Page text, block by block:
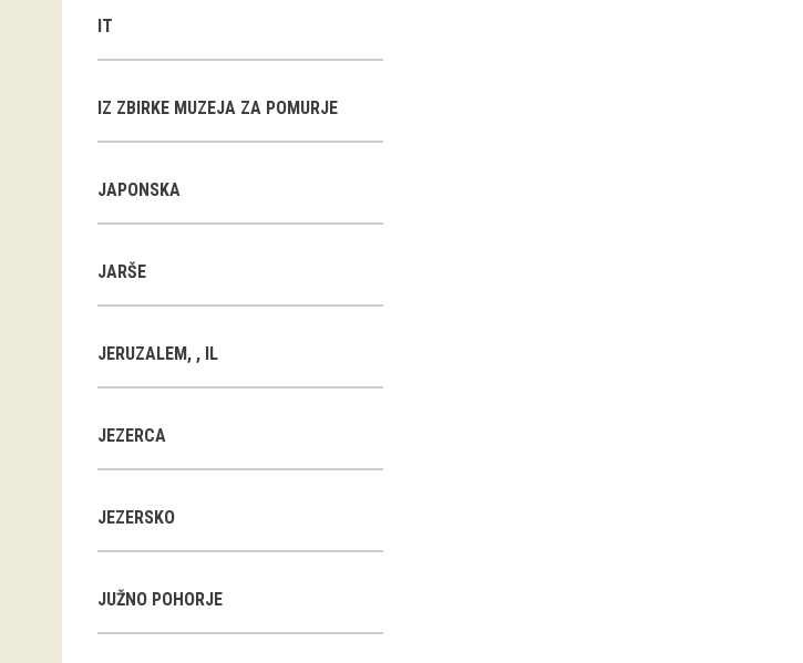
IT
IZ ZBIRKE MUZEJA ZA POMURJE
JAPONSKA
JARŠE
JERUZALEM, , IL
JEZERCA
JEZERSKO
JUŽNO POHORJE